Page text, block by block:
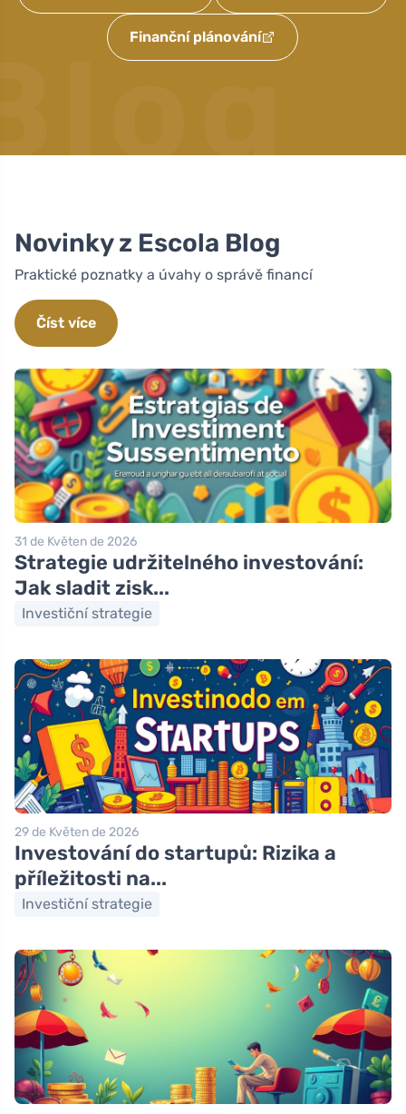
Finanční plánování
Novinky z Escola Blog
Praktické poznatky a úvahy o správě financí
Číst více
31 de Květen de 2026
Strategie udržitelného investování:
Jak sladit zisk...
Investiční strategie
29 de Květen de 2026
Investování do startupů: Rizika a
příležitosti na...
Investiční strategie